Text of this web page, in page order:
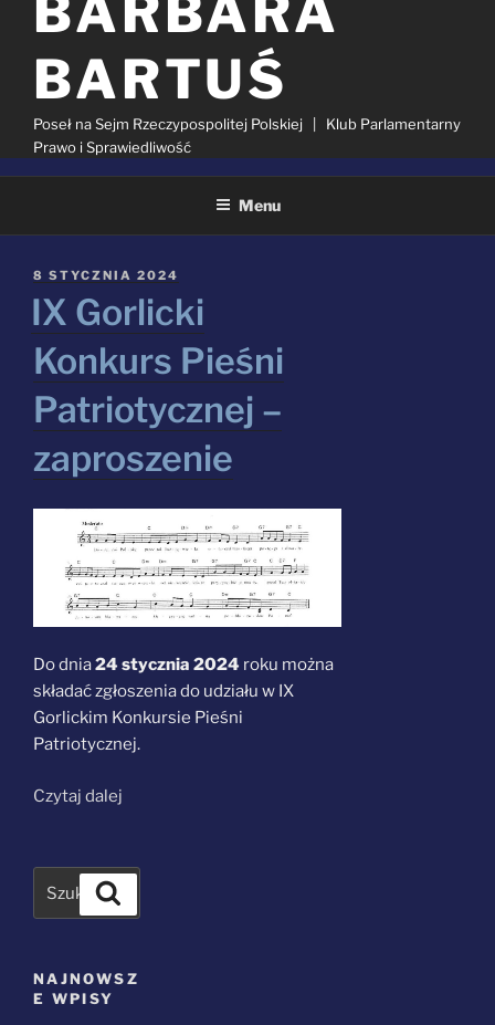
BARBARA
BARTUŚ
Poseł na Sejm Rzeczypospolitej Polskiej | Klub Parlamentarny
Prawo i Sprawiedliwość
Menu
AKTUALNOŚCI
OPUBLIKOWANE
8 STYCZNIA 2024
IX Gorlicki
Konkurs Pieśni
Patriotycznej –
zaproszenie
Do dnia24 stycznia 2024 roku można
składać zgłoszenia do udziału w IX
Gorlickim Konkursie Pieśni
Patriotycznej.
Czytaj dalej
Pieśni
NAJNOWSZ
E WPISY